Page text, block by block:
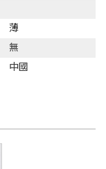
薄
無
中國